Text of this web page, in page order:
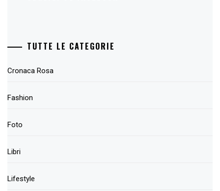
TUTTE LE CATEGORIE
Cronaca Rosa
Fashion
Foto
Libri
Lifestyle